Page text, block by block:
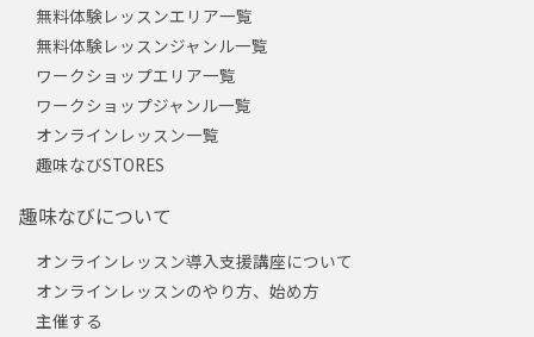
無料体験レッスンエリア一覧
無料体験レッスンジャンル一覧
ワークショップエリア一覧
ワークショップジャンル一覧
オンラインレッスン一覧
趣味なびSTORES
趣味なびについて
オンラインレッスン導入支援講座について
オンラインレッスンのやり方、始め方
主催する